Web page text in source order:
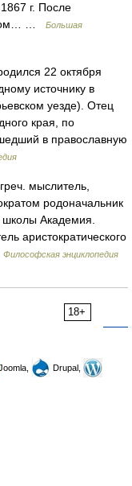
г. После
…
Большая
22 октября
источнику в
уезде). Отец
края, по
в православную
мыслитель,
родоначальник
Академия.
аристократического
Философская энциклопедия
18+
Drupal,